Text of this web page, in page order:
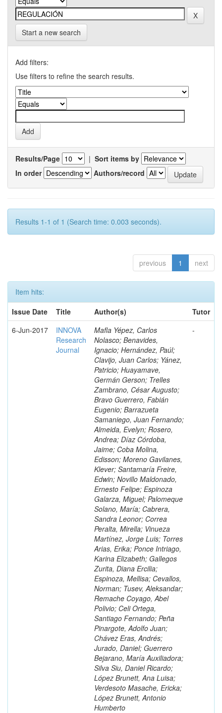
Start a new search
Add filters:
Use filters to refine the search results.
Results/Page | Sort items by
In order
Authors/record
Results 1-1 of 1 (Search time: 0.003 seconds).
previous 1 next
Item hits:
Issue Date
Title Author(s)
Tutor
6-Jun-2017
INNOVA
Research
Journal
Mafla Yépez, Carlos
Nolasco; Benavides,
Ignacio; Hernández, Paúl;
Clavijo, Juan Carlos; Yánez,
Patricio; Huayamave,
Germán Gerson; Trelles
Zambrano, César Augusto;
Bravo Guerrero, Fabián
Eugenio; Barrazueta
Samaniego, Juan Fernando;
Almeida, Evelyn; Rosero,
Andrea; Díaz Córdoba,
Jaime; Coba Molina,
Edisson; Moreno Gavilanes,
Klever; Santamaría Freire,
Edwin; Novillo Maldonado,
Ernesto Felipe; Espinoza
Galarza, Miguel; Palomeque
Solano, María; Cabrera,
Sandra Leonor; Correa
Peralta, Mirella; Vinueza
Martínez, Jorge Luis; Torres
Arias, Erika; Ponce Intriago,
Karina Elizabeth; Gallegos
Zurita, Diana Ercilia;
Espinoza, Mellisa; Cevallos,
Norman; Tusev, Aleksandar;
Remache Coyago, Abel
Polivio; Celi Ortega,
Santiago Fernando; Peña
Pinargote, Adolfo Juan;
Chávez Eras, Andrés;
Jurado, Daniel; Guerrero
Bejarano, María Auxiliadora;
Silva Siu, Daniel Ricardo;
López Brunett, Ana Luisa;
Verdesoto Masache, Ericka;
López Brunett, Antonio
Humberto
-